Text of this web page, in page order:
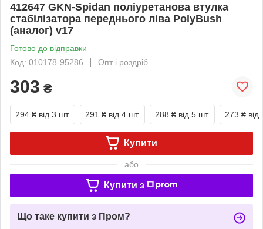
412647 GKN-Spidan поліуретанова втулка
стабілізатора переднього ліва PolyBush
(аналог) v17
Готово до відправки
Код: 010178-95286
Опт і роздріб
303 ₴
294 ₴ від 3 шт. 291 ₴ від 4 шт. 288 ₴ від 5 шт. 273 ₴ від
Купити
або
Купити з
Що таке купити з Пром?